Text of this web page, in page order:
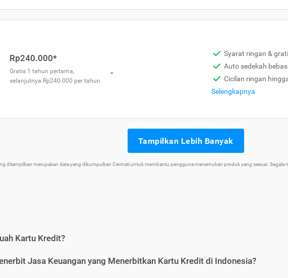
Rp240.000*
Gratis 1 tahun pertama,
selanjutnya Rp240.000 per tahun
-
Syarat ringan &
Auto sedekah
Cicilan ringan
Selengkapnya
Tampilkan Lebih Banyak
ditampilkan merupakan data yang dikumpulkan Cermati untuk membantu pengguna menemukan produk yang sesuai. Segala
Kartu Kredit?
Jasa Keuangan yang Menerbitkan Kartu Kredit di Indonesia?